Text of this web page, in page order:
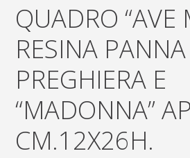
QUADRO “AVE
RESINA
PREGHIERA E
“MADONNA”
CM.12X26H.